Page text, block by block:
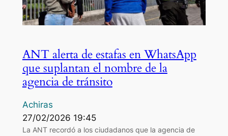
ANT alerta de estafas en WhatsApp
que suplantan el nombre de la
agencia de tránsito
Achiras
27/02/2026 19:45
La ANT recordó a los ciudadanos que la agencia de